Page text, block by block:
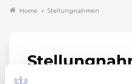
Home Stellungnahmen